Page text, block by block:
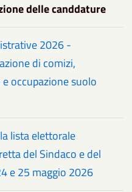
delle canddature
2026 -
di comizi,
occupazione suolo
lista elettorale
del Sindaco e del
e 25 maggio 2026